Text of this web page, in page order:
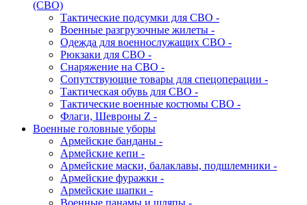
(СВО)
Тактические подсумки для СВО -
Военные разгрузочные жилеты -
Одежда для военнослужащих СВО -
Рюкзаки для СВО -
Снаряжение на СВО -
Сопутствующие товары для спецоперации -
Тактическая обувь для СВО -
Тактические военные костюмы СВО -
Флаги, Шевроны Z -
Военные головные уборы
Армейские банданы -
Армейские кепи -
Армейские маски, балаклавы, подшлемники -
Армейские фуражки -
Армейские шапки -
Военные панамы и шляпы -